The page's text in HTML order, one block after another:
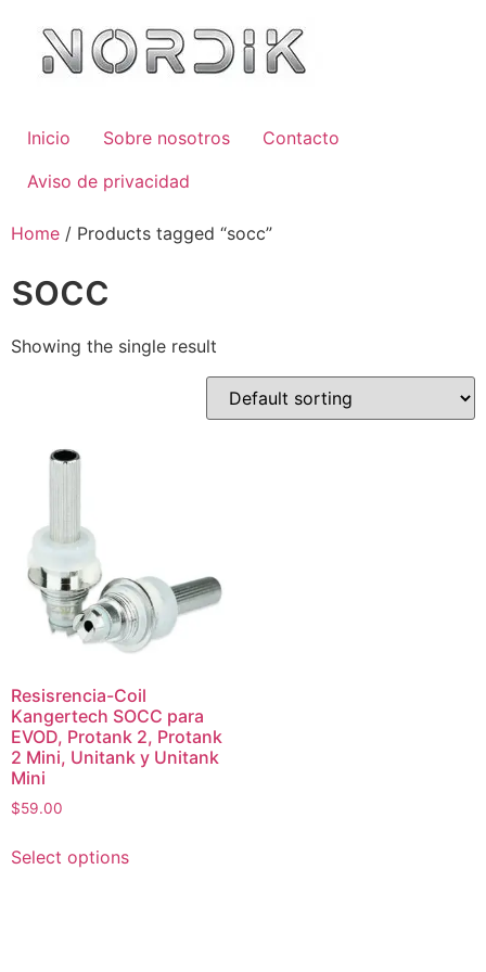
Inicio Sobre nosotros
Contacto
Aviso de privacidad
Home / Products tagged “socc”
socc
Showing the single result
Resisrencia-Coil
Kangertech SOCC para
EVOD, Protank 2, Protank
2 Mini, Unitank y Unitank
Mini
$59.00
Select options